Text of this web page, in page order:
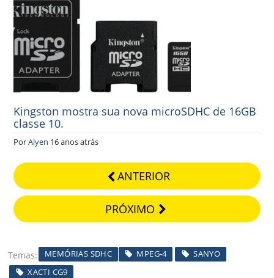
Kingston mostra sua nova microSDHC de 16GB
classe 10.
PorAlyen 16 anos atrás
ANTERIOR
PRÓXIMO
Temas MEMÓRIAS SDHC MPEG-4
SANYO
XACTI CG9